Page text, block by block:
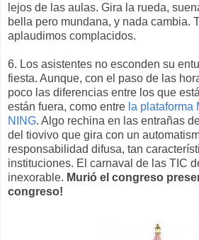
lejos de las aulas. Gira la rueda,
bella pero mundana, y nada cambia.
aplaudimos complacidos.
6. Los asistentes no esconden su
fiesta. Aunque, con el paso de las
poco las diferencias entre los que
están fuera, como entre la plataforma
NING. Algo rechina en las entrañas
del tiovivo que gira con un
responsabilidad difusa, tan
instituciones. El carnaval de las TIC
inexorable. Murió el congreso
congreso!